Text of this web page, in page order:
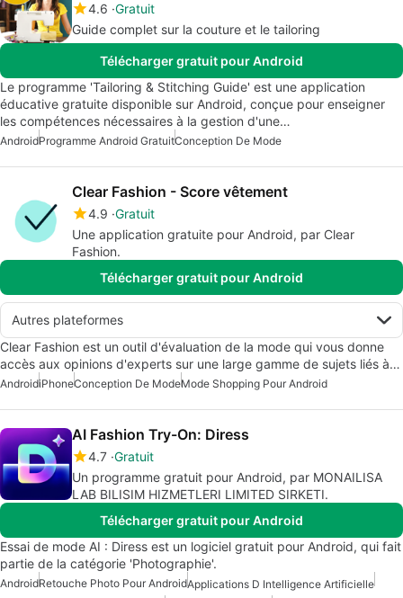
4.6 Gratuit
Guide complet sur la couture et le tailoring
Télécharger gratuit pour Android
Le programme 'Tailoring & Stitching Guide' est une application
éducative gratuite disponible sur Android, conçue pour enseigner
les compétences nécessaires à la gestion d'une…
AndroidProgramme Android GratuitConception De Mode
Clear Fashion - Score vêtement
4.9 Gratuit
Une application gratuite pour Android, par Clear
Fashion.
Télécharger gratuit pour Android
Autres plateformes
Clear Fashion est un outil d'évaluation de la mode qui vous donne
accès aux opinions d'experts sur une large gamme de sujets liés à…
AndroidiPhoneConception De ModeMode Shopping Pour Android
AI Fashion Try-On: Diress
4.7 Gratuit
Un programme gratuit pour Android, par MONAILISA
LAB BILISIM HIZMETLERI LIMITED SIRKETI.
Télécharger gratuit pour Android
Essai de mode AI : Diress est un logiciel gratuit pour Android, qui fait
partie de la catégorie 'Photographie'.
AndroidRetouche Photo Pour AndroidApplications D Intelligence Artificielle